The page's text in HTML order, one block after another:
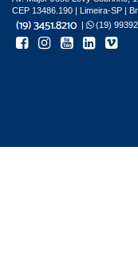
CEP 13486.190 | Limeira-SP |
|
(19)